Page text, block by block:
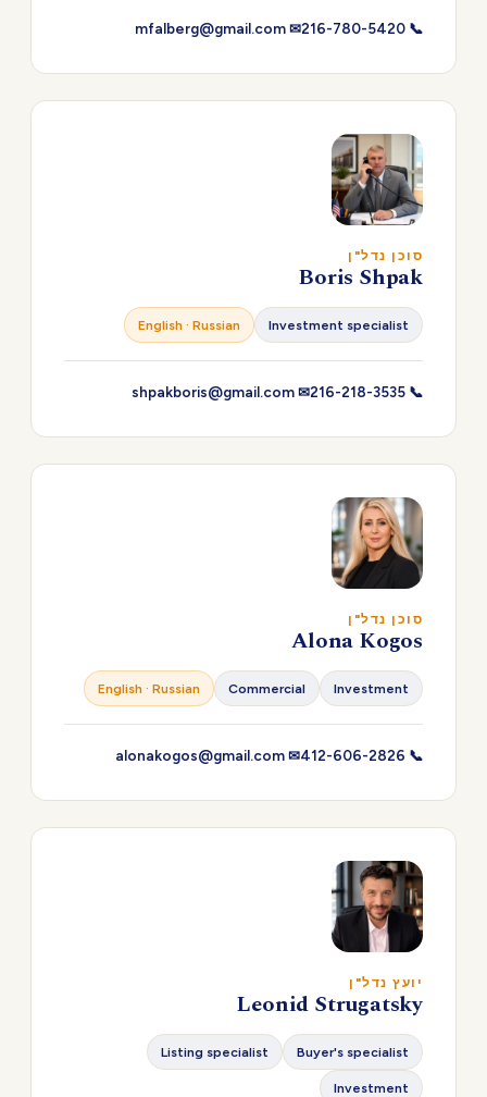
✉ mfalberg@gmail.com
סוכן נדל"ן
Boris Shpak
Investment specialist
English · Russian
✉ shpakboris@gmail.com
סוכן נדל"ן
Alona Kogos
Investment
Commercial
English · Russian
✉ alonakogos@gmail.com
יועץ נדל"ן
Leonid Strugatsky
Buyer's specialist
Listing specialist
Investment